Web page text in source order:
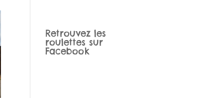
Retrouvez les
roulettes sur
Facebook